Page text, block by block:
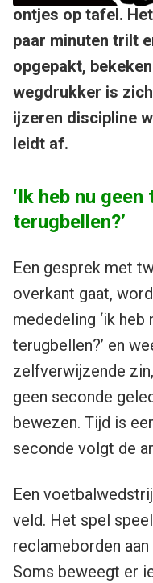
ontjes op tafel.
paar minuten trilt
opgepakt,
wegdrukker is
ijzeren discipline
leidt af.
‘Ik heb nu
terugbellen?’
Een gesprek met
overkant gaat,
mededeling ‘ik
terugbellen?’ en
zelfverwijzende zin,
geen seconde
bewezen. Tijd is
seconde volgt de
Een
veld. Het spel
reclameborden
Soms beweegt er